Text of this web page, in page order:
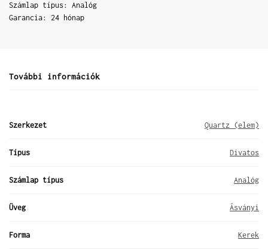
Számlap típus: Analóg
Garancia: 24 hónap
További információk
Szerkezet Quartz (elem)
Típus Divatos
Számlap típus Analóg
Üveg Ásványi
Forma Kerek